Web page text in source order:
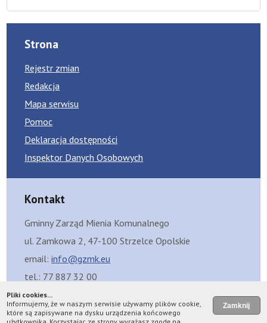
Strona
Rejestr zmian
Redakcja
Mapa serwisu
Pomoc
Deklaracja dostępności
Inspektor Danych Osobowych
Kontakt
Gminny Zarząd Mienia Komunalnego
ul. Zamkowa 2, 47-100 Strzelce Opolskie
email:info@gzmk.eu
tel.: 77 887 32 00
Skrzynka eDoręczeń: AE:PL-99429-12325-FGBFC-08
Skrzynka ePUAP: /GZMKStrzelceOpolskie/SkrytkaESP
Pliki cookies...
Informujemy, że w naszym serwisie używamy plików cookie,
które są zapisywane na dysku urządzenia końcowego